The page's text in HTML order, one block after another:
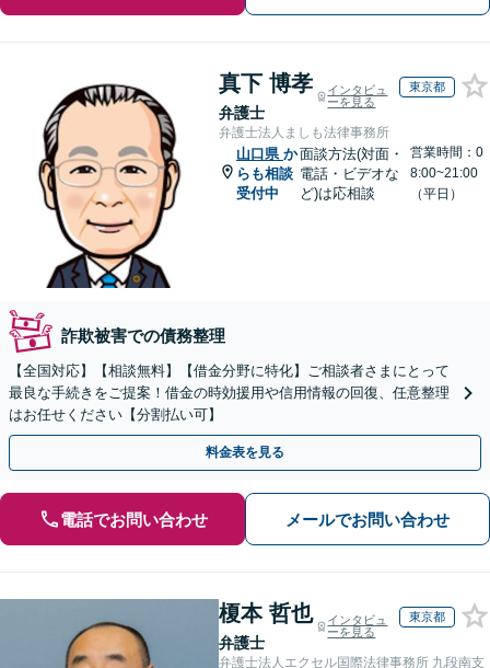
真下 博孝
弁護士
インタビュ
ーを見る
東京都
弁護士法人ましも法律事務所
山口県 か
らも相談
受付中
面談方法(対面・
電話・ビデオな
ど)は応相談
営業時間：0
8:00~21:00
（平日）
詐欺被害での債務整理
【全国対応】【相談無料】【借金分野に特化】ご相談者さまにとって
最良な手続きをご提案！借金の時効援用や信用情報の回復、任意整理
はお任せください【分割払い可】
料金表を見る
電話でお問い合わせ メールでお問い合わせ
榎本 哲也
弁護士
インタビュ
ーを見る
東京都
弁護士法人エクセル国際法律事務所 九段南支